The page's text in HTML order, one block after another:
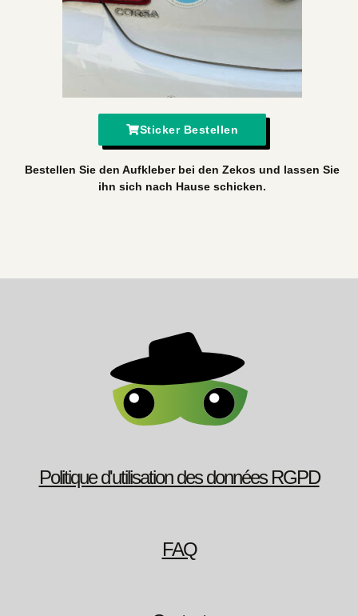
Sticker Bestellen
Bestellen Sie den Aufkleber bei den Zekos und lassen Sie
ihn sich nach Hause schicken.
Politique d'utilisation des données RGPD
FAQ